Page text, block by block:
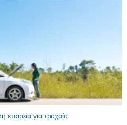
για τροχαίο